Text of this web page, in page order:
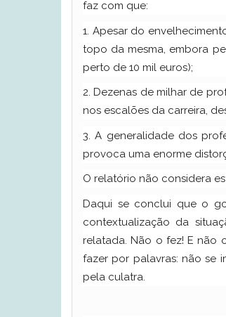
faz com que:
1. Apesar do
topo da mesma, embora
perto de 10 mil euros);
2. Dezenas de milhar de
nos escalões da carreira,
3. A generalidade dos
provoca uma enorme
O relatório não considera
Daqui se conclui que o
contextualização da
relatada. Não o fez! E não
fazer por palavras: não se
pela culatra.